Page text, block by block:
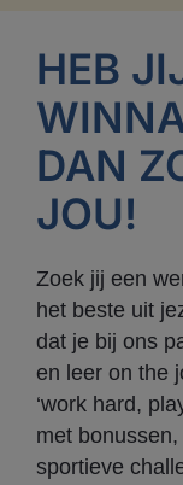
HEB
DAN
JOU!
Zoek jij een
het beste uit
dat je bij ons
en leer on the
‘work hard,
met
sportieve